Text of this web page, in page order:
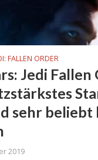
FALLEN ORDER
Jedi Fallen
sehr beliebt
2019